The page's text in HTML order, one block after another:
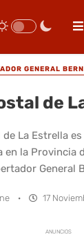
GENERAL
de
de La Estrella
en la Provincia
General
· 17
ANUNCIOS